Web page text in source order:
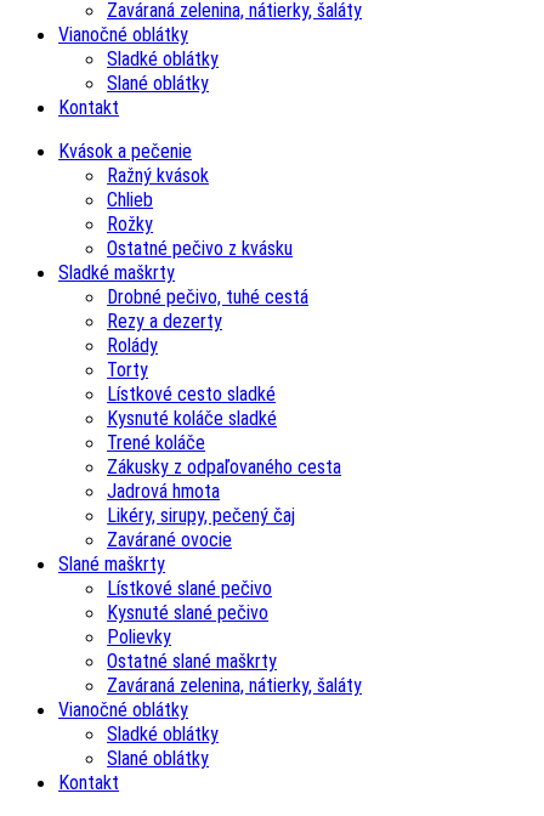
Zaváraná zelenina, nátierky, šaláty
Vianočné oblátky
Sladké oblátky
Slané oblátky
Kontakt
Kvások a pečenie
Ražný kvások
Chlieb
Rožky
Ostatné pečivo z kvásku
Sladké maškrty
Drobné pečivo, tuhé cestá
Rezy a dezerty
Rolády
Torty
Lístkové cesto sladké
Kysnuté koláče sladké
Trené koláče
Zákusky z odpaľovaného cesta
Jadrová hmota
Likéry, sirupy, pečený čaj
Zavárané ovocie
Slané maškrty
Lístkové slané pečivo
Kysnuté slané pečivo
Polievky
Ostatné slané maškrty
Zaváraná zelenina, nátierky, šaláty
Vianočné oblátky
Sladké oblátky
Slané oblátky
Kontakt